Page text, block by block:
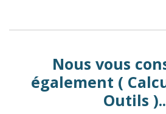
Nous vous
également (
Outils